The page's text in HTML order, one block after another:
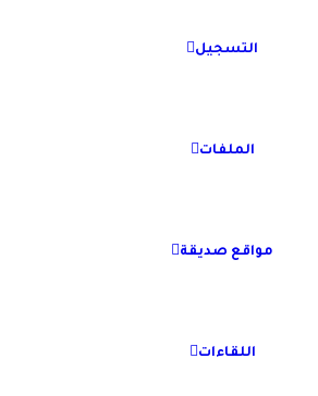
التسجيل
الملفات
مواقع صديقة
اللقاءات